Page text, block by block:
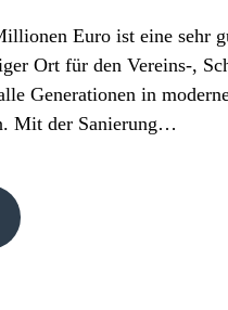
Euro ist eine sehr
Ort für den Vereins-,
Generationen in
Mit der Sanierung…